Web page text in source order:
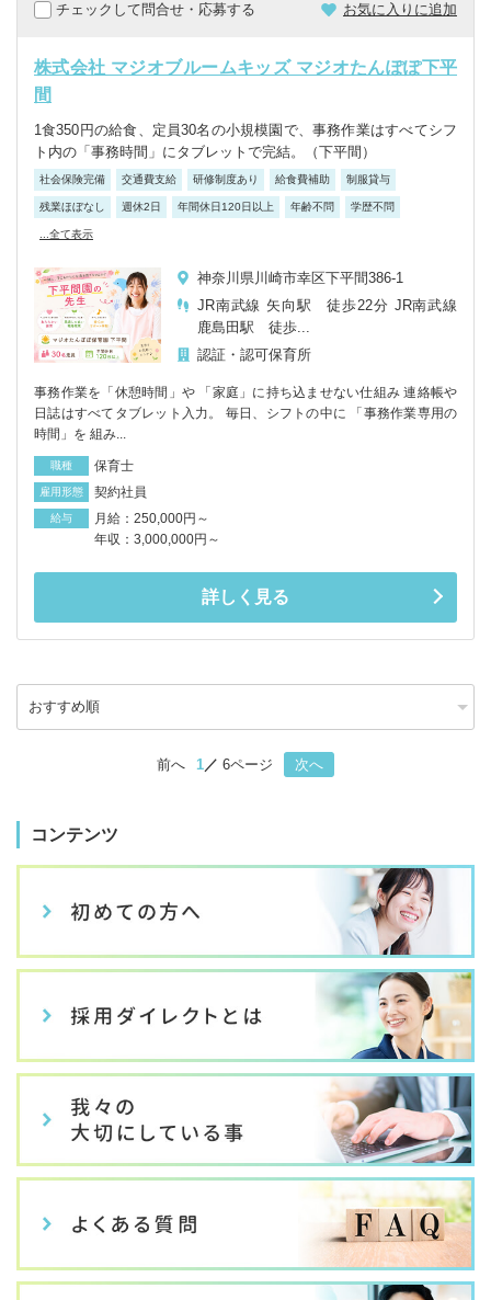
チェックして問合せ・応募する お気に入りに追加
株式会社 マジオブルームキッズ マジオたんぽぽ下平
間
1食350円の給食、定員30名の小規模園で、事務作業はすべてシフ
ト内の「事務時間」にタブレットで完結。（下平間）
社会保険完備 交通費支給 研修制度あり 給食費補助 制服貸与
残業ほぼなし 週休2日 年間休日120日以上 年齢不問 学歴不問
...全て表示
神奈川県川崎市幸区下平間386-1
JR南武線 矢向駅 徒歩22分 JR南武線
鹿島田駅 徒歩...
認証・認可保育所
事務作業を「休憩時間」や 「家庭」に持ち込ませない仕組み 連絡帳や
日誌はすべてタブレット入力。 毎日、シフトの中に 「事務作業専用の
時間」を 組み...
職種 保育士
雇用形態 契約社員
給与
月給：250,000円～
年収：3,000,000円～
詳しく見る
前へ 1 6ページ 次へ
コンテンツ